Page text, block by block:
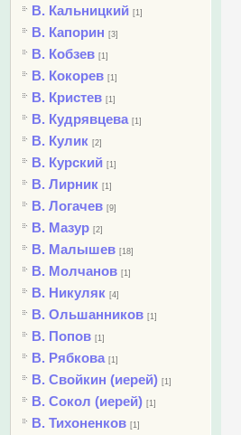
В. Кальницкий [1]
В. Капорин [3]
В. Кобзев [1]
В. Кокорев [1]
В. Кристев [1]
В. Кудрявцева [1]
В. Кулик [2]
В. Курский [1]
В. Лирник [1]
В. Логачев [9]
В. Мазур [2]
В. Малышев [18]
В. Молчанов [1]
В. Никуляк [4]
В. Ольшанников [1]
В. Попов [1]
В. Рябкова [1]
В. Свойкин (иерей) [1]
В. Сокол (иерей) [1]
В. Тихоненков [1]